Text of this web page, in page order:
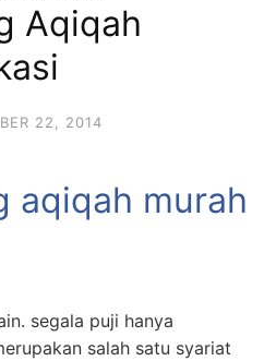
Aqiqah
22, 2014
aqiqah murah
segala puji hanya
salah satu syariat